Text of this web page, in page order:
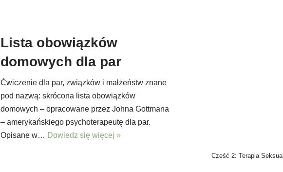
Lista obowiązków
domowych dla par
Ćwiczenie dla par, związków i małżeństw znane
pod nazwą: skrócona lista obowiązków
domowych – opracowane przez Johna Gottmana
– amerykańskiego psychoterapeutę dla par.
Opisane w… Dowiedz się więcej »
Część 2: Terapia